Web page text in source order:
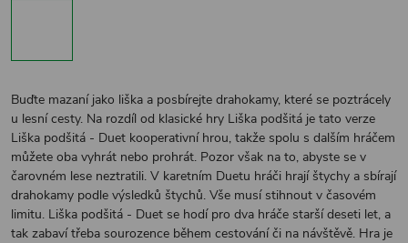
Buďte mazaní jako liška a posbírejte drahokamy, které se poztrácely
u lesní cesty. Na rozdíl od klasické hry Liška podšitá je tato verze
Liška podšitá - Duet kooperativní hrou, takže spolu s dalším hráčem
můžete oba vyhrát nebo prohrát. Pozor však na to, abyste se v
čarovném lese neztratili. V karetním Duetu hráči hrají štychy a sbírají
drahokamy podle výsledků štychů. Vše musí stihnout v časovém
limitu. Liška podšitá - Duet se hodí pro dva hráče starší deseti let, a
tak zabaví třeba sourozence během cestování či na návštěvě. Hra je